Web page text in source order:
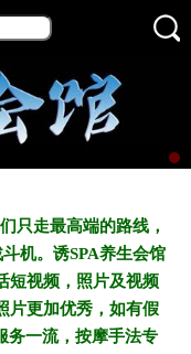
只走最高端的路线，
机。诱SPA养生会馆
短视频，照片及视频
片更加优秀，如有假
务一流，按摩手法专